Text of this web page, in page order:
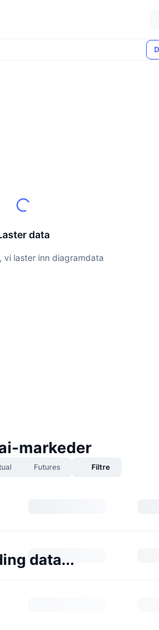
data
vi laster inn diagramdata
markeder
Futures Filtre
data...